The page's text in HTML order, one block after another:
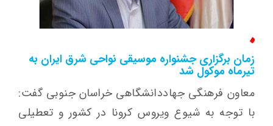
زمان برگزاری جشنواره موسیقی نواحی شرق ایران به
تیرماه موکول شد
معاون فرهنگی جهاددانشگاهی خراسان جنوبی گفت:
با توجه به شیوع ویروس کرونا در کشور و تعطیلی